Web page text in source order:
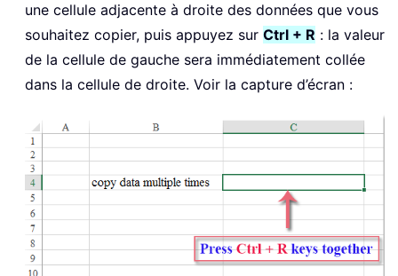
une cellule adjacente à droite des données que vous
souhaitez copier, puis appuyez sur Ctrl + R : la valeur
de la cellule de gauche sera immédiatement collée
dans la cellule de droite. Voir la capture d’écran :